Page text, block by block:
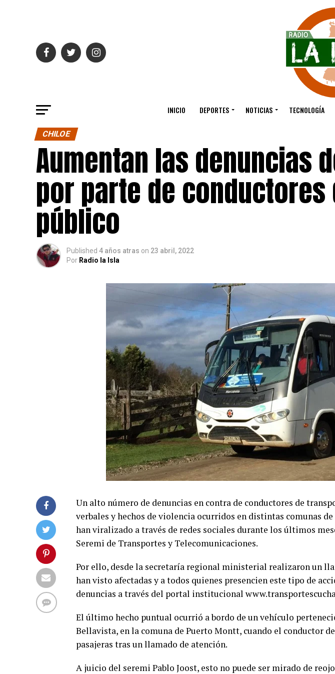
INICIO DEPORTES NOTICIAS TECNOLOGÍA
CHILOE
Aumentan las denuncias
por parte de
público
Published 4 años atras on 23 abril, 2022
Por Radio la Isla
Un alto número de denuncias en contra de conductores de
verbales y hechos de violencia ocurridos en distintas comunas de
han viralizado a través de redes sociales durante los últimos
Seremi de Transportes y Telecomunicaciones.
Por ello, desde la secretaría regional ministerial realizaron un
han visto afectadas y a todos quienes presencien este tipo de
denuncias a través del portal institucional
El último hecho puntual ocurrió a bordo de un vehículo
Bellavista, en la comuna de Puerto Montt, cuando el conductor
pasajeras tras un llamado de atención.
A juicio del seremi Pablo Joost, esto no puede ser mirado de